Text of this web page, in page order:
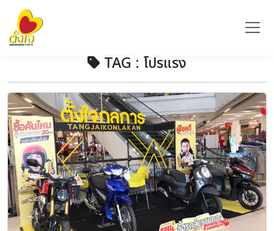
TAG : โปรแรง